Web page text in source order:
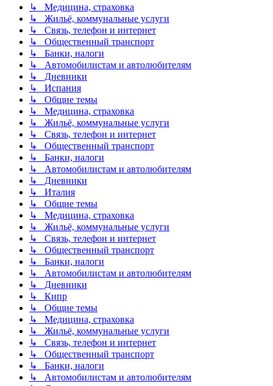
↳ Медицина, страховка
↳ Жильё, коммунальные услуги
↳ Связь, телефон и интернет
↳ Общественный транспорт
↳ Банки, налоги
↳ Автомобилистам и автолюбителям
↳ Дневники
↳ Испания
↳ Общие темы
↳ Медицина, страховка
↳ Жильё, коммунальные услуги
↳ Связь, телефон и интернет
↳ Общественный транспорт
↳ Банки, налоги
↳ Автомобилистам и автолюбителям
↳ Дневники
↳ Италия
↳ Общие темы
↳ Медицина, страховка
↳ Жильё, коммунальные услуги
↳ Связь, телефон и интернет
↳ Общественный транспорт
↳ Банки, налоги
↳ Автомобилистам и автолюбителям
↳ Дневники
↳ Кипр
↳ Общие темы
↳ Медицина, страховка
↳ Жильё, коммунальные услуги
↳ Связь, телефон и интернет
↳ Общественный транспорт
↳ Банки, налоги
↳ Автомобилистам и автолюбителям